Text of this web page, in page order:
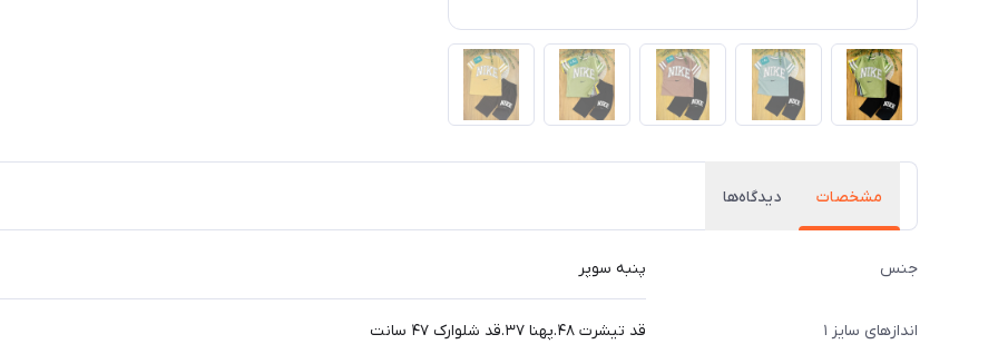
مشخصات دیدگاه‌ها
جنس پنبه سوپر
اندازهای سایز ۱ قد تیشرت ۴۸.پهنا ۳۷.قد شلوارک ۴۷ سانت